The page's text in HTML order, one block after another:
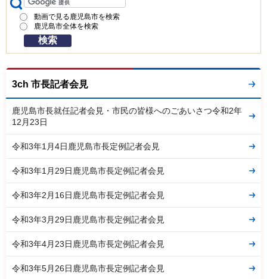
動画で見る鹿児島市を検索
鹿児島市全体を検索
3ch 市長記者会見
鹿児島市長就任記者会見・市民の皆様へのごあいさつ令和2年
12月23日
令和3年1月4日鹿児島市長定例記者会見
令和3年1月29日鹿児島市長定例記者会見
令和3年2月16日鹿児島市長定例記者会見
令和3年3月29日鹿児島市長定例記者会見
令和3年4月23日鹿児島市長定例記者会見
令和3年5月26日鹿児島市長定例記者会見